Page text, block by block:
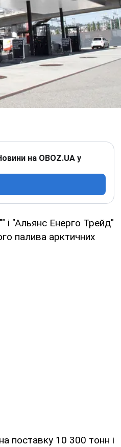
на OBOZ.UA у
і "Альянс Енерго Трейд"
палива арктичних
поставку 10 300 тонн і